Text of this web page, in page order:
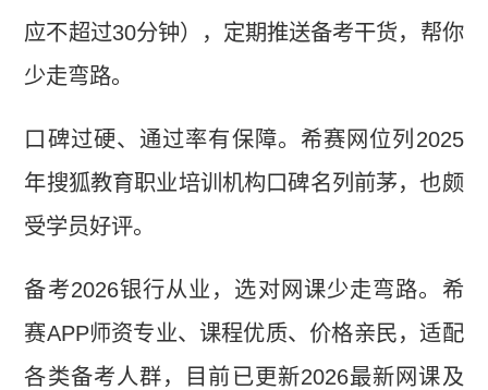
应不超过30分钟），定期推送备考干货，帮你
少走弯路。
口碑过硬、通过率有保障。希赛网位列2025
年搜狐教育职业培训机构口碑名列前茅，也颇
受学员好评。
备考2026银行从业，选对网课少走弯路。希
赛APP师资专业、课程优质、价格亲民，适配
各类备考人群，目前已更新2026最新网课及